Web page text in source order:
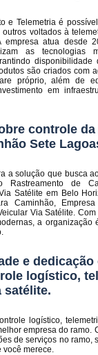
e Telemetria é
voltados à
empresa atua desde
as tecnologias
são criados com
próprio, além de
em
controle
Sete
a solução que busca
Rastreamento de
Satélite em Belo
Caminhão,
Via Satélite.
a organização
e dedicação
logístico,
satélite.
logístico,
empresa do ramo.
de serviços no ramo,
você merece.